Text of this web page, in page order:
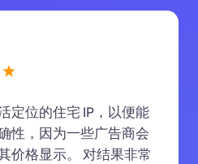
定位的住宅 IP，以便能
性，因为一些广告商会
价格显示。 对结果非常